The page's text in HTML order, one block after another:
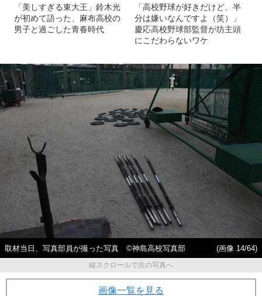
「美しすぎる東大王」鈴木光
が初めて語った、麻布高校の
男子と過ごした青春時代
「高校野球が好きだけど、半
分は嫌いなんですよ（笑）」
慶応高校野球部監督が坊主頭
にこだわらないワケ
取材当日、写真部員が撮った写真 ©神島高校写真部
(画像 14/64)
縦スクロールで次の写真へ
画像一覧を見る